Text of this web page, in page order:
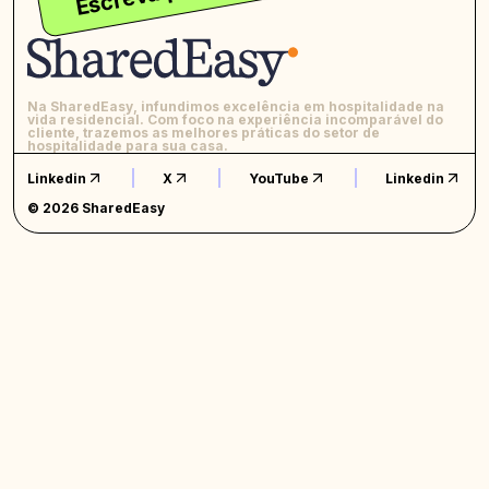
Na SharedEasy, infundimos excelência em hospitalidade na
vida residencial. Com foco na experiência incomparável do
cliente, trazemos as melhores práticas do setor de
hospitalidade para sua casa.
Linkedin
X YouTube
Linkedin
© 2026 SharedEasy